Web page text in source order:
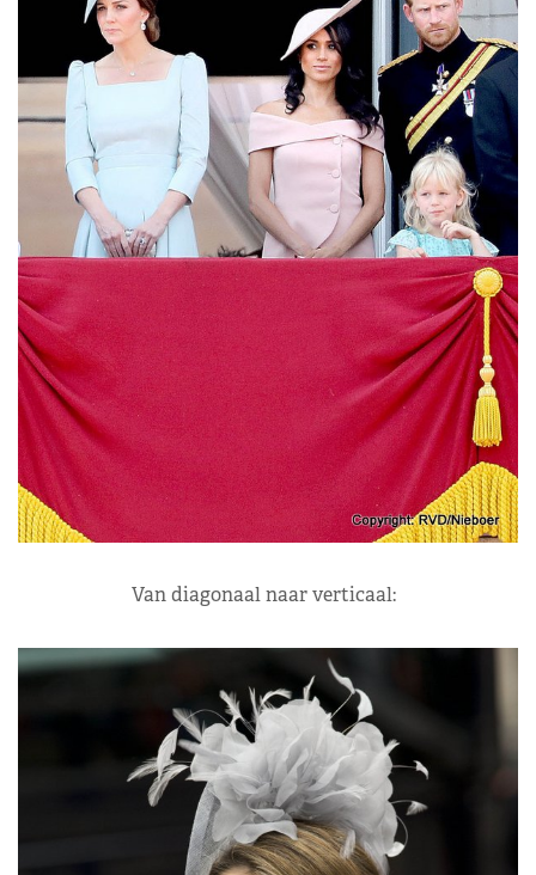
Van diagonaal naar verticaal: